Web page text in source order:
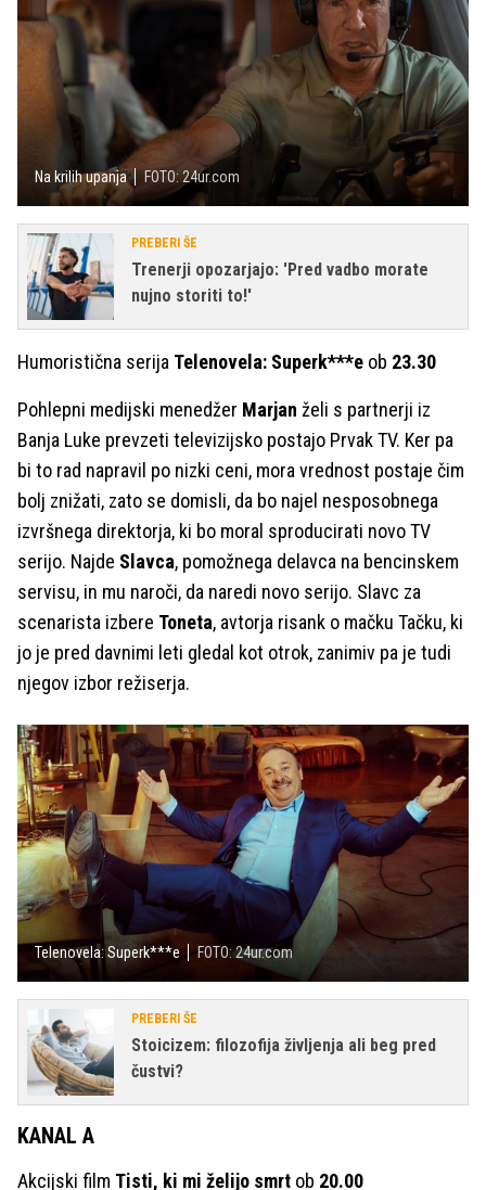
Na krilih upanja FOTO: 24ur.com
PREBERI ŠE
Trenerji opozarjajo: 'Pred vadbo morate
nujno storiti to!'
Humoristična serija Telenovela: Superk***e ob 23.30
Pohlepni medijski menedžer Marjan želi s partnerji iz
Banja Luke prevzeti televizijsko postajo Prvak TV. Ker pa
bi to rad napravil po nizki ceni, mora vrednost postaje čim
bolj znižati, zato se domisli, da bo najel nesposobnega
izvršnega direktorja, ki bo moral sproducirati novo TV
serijo. Najde Slavca, pomožnega delavca na bencinskem
servisu, in mu naroči, da naredi novo serijo. Slavc za
scenarista izbere Toneta, avtorja risank o mačku Tačku, ki
jo je pred davnimi leti gledal kot otrok, zanimiv pa je tudi
njegov izbor režiserja.
Telenovela: Superk***e FOTO: 24ur.com
PREBERI ŠE
Stoicizem: filozofija življenja ali beg pred
čustvi?
KANAL A
Akcijski film Tisti, ki mi želijo smrt ob 20.00